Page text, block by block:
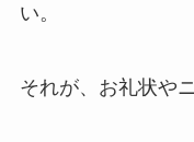
い。
それが、お礼状や